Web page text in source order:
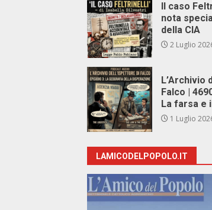
Il caso
nota
della CIA
2 Luglio
L’Archivio
Falco |
La farsa e
1 Luglio
LAMICODELPOPOLO.IT